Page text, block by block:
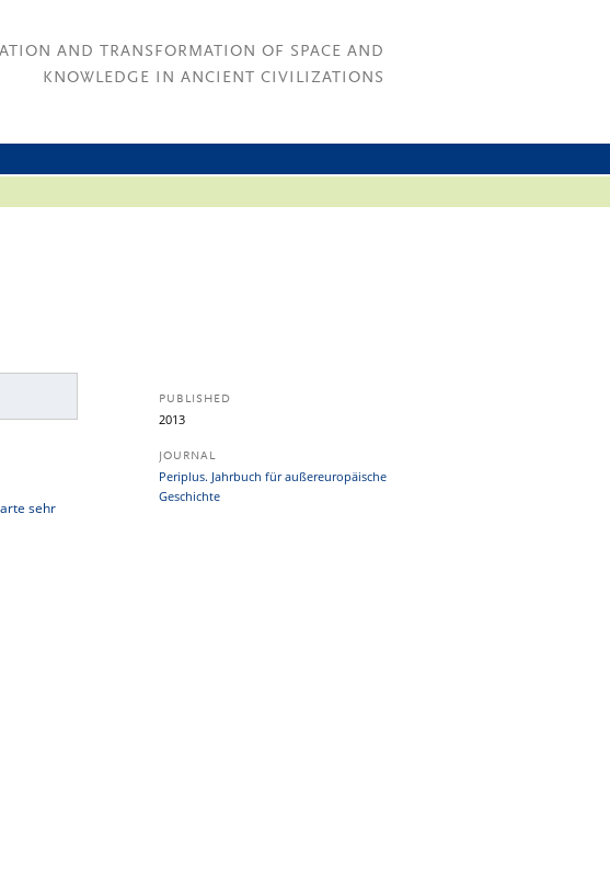
AND TRANSFORMATION OF SPACE AND
KNOWLEDGE IN ANCIENT CIVILIZATIONS
sehr
PUBLISHED
2013
JOURNAL
Periplus. Jahrbuch für außereuropäische
Geschichte